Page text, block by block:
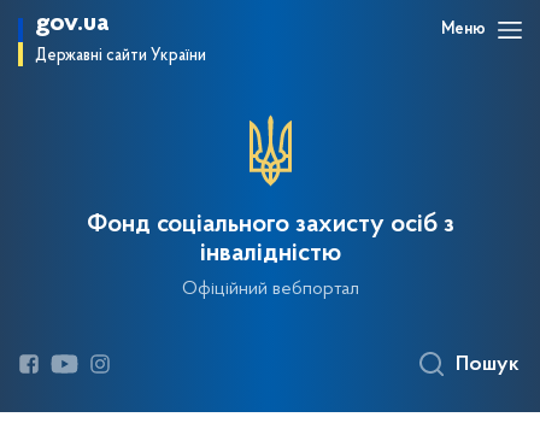
gov.ua
Державні сайти України
Меню
Фонд соціального захисту осіб з
інвалідністю
Офіційний вебпортал
Пошук